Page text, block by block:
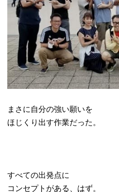
まさに自分の強い願いを
ほじくり出す作業だった。
すべての出発点に
コンセプトがある、はず。